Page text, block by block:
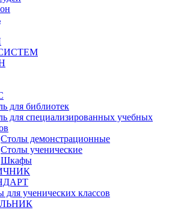
для библиотек
для специализированных учебных
Столы демонстрационные
Столы ученические
Шкафы
для ученических классов